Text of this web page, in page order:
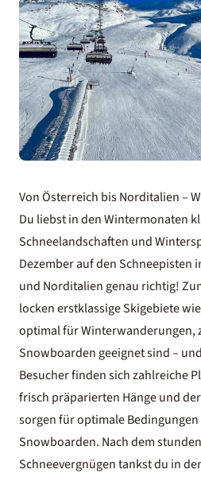
Von Österreich bis Norditalien –
Du liebst in den Wintermonaten
Schneelandschaften und
Dezember auf den Schneepisten
und Norditalien genau richtig!
locken erstklassige Skigebiete
optimal fürWinterwanderungen,
Snowboarden geeignet sind –
Besucher finden sich zahlreiche
frisch präparierten Hänge und
sorgen für optimale
Snowboarden. Nach dem
Schneevergnügen tankst du in